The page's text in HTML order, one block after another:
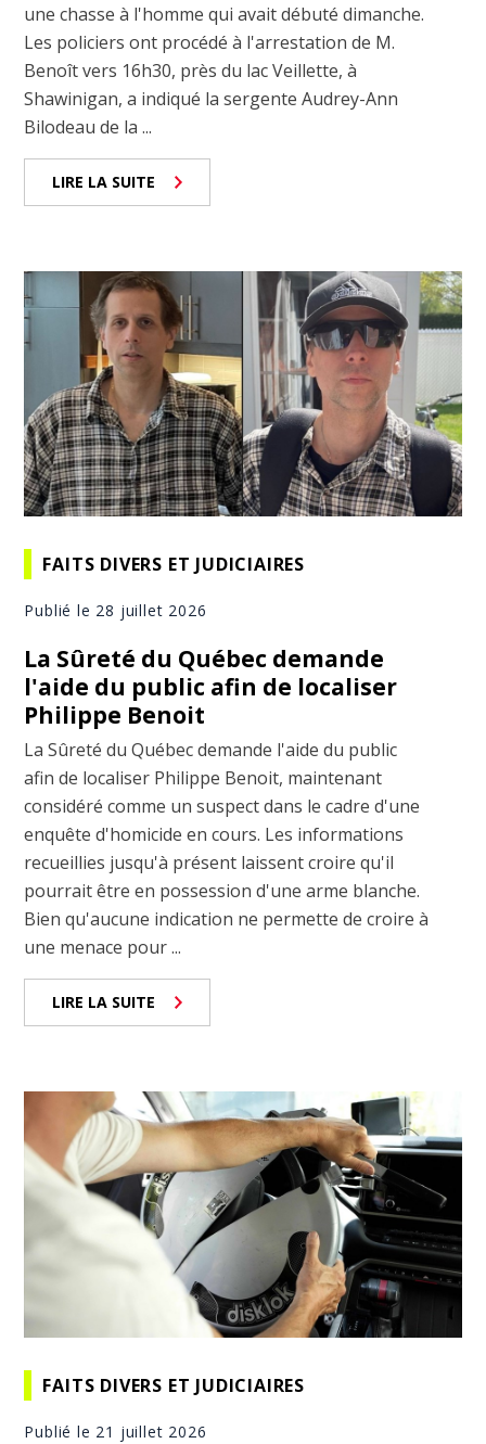
une chasse à l'homme qui avait débuté dimanche.
Les policiers ont procédé à l'arrestation de M.
Benoît vers 16h30, près du lac Veillette, à
Shawinigan, a indiqué la sergente Audrey-Ann
Bilodeau de la ...
LIRE LA SUITE
FAITS DIVERS ET JUDICIAIRES
Publié le 28 juillet 2026
La Sûreté du Québec demande
l'aide du public afin de localiser
Philippe Benoit
La Sûreté du Québec demande l'aide du public
afin de localiser Philippe Benoit, maintenant
considéré comme un suspect dans le cadre d'une
enquête d'homicide en cours. Les informations
recueillies jusqu'à présent laissent croire qu'il
pourrait être en possession d'une arme blanche.
Bien qu'aucune indication ne permette de croire à
une menace pour ...
LIRE LA SUITE
FAITS DIVERS ET JUDICIAIRES
Publié le 21 juillet 2026